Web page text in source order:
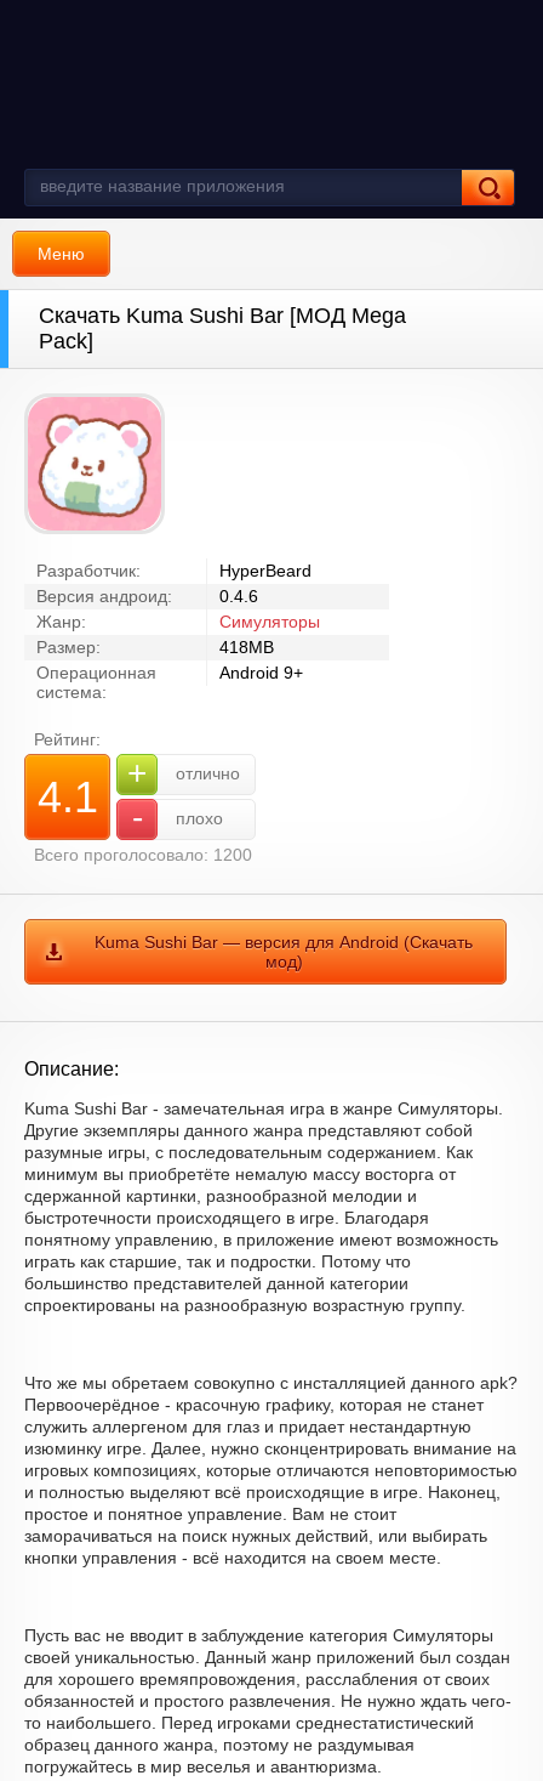
Меню
Скачать Kuma Sushi Bar [МОД Mega
Pack]
Разработчик:
HyperBeard
Версия андроид:
0.4.6
Жанр:
Симуляторы
Размер:
418MB
Операционная
система:
Android 9+
Рейтинг:
4.1 + отлично
-
плохо
Всего проголосовало: 1200
Kuma Sushi Bar — версия для Android (Скачать
мод)
Описание:
Kuma Sushi Bar - замечательная игра в жанре Симуляторы.
Другие экземпляры данного жанра представляют собой
разумные игры, с последовательным содержанием. Как
минимум вы приобретёте немалую массу восторга от
сдержанной картинки, разнообразной мелодии и
быстротечности происходящего в игре. Благодаря
понятному управлению, в приложение имеют возможность
играть как старшие, так и подростки. Потому что
большинство представителей данной категории
спроектированы на разнообразную возрастную группу.
Что же мы обретаем совокупно с инсталляцией данного apk?
Первоочерёдное - красочную графику, которая не станет
служить аллергеном для глаз и придает нестандартную
изюминку игре. Далее, нужно сконцентрировать внимание на
игровых композициях, которые отличаются неповторимостью
и полностью выделяют всё происходящие в игре. Наконец,
простое и понятное управление. Вам не стоит
заморачиваться на поиск нужных действий, или выбирать
кнопки управления - всё находится на своем месте.
Пусть вас не вводит в заблуждение категория Симуляторы
своей уникальностью. Данный жанр приложений был создан
для хорошего времяпровождения, расслабления от своих
обязанностей и простого развлечения. Не нужно ждать чего-
то наибольшего. Перед игроками среднестатистический
образец данного жанра, поэтому не раздумывая
погружайтесь в мир веселья и авантюризма.